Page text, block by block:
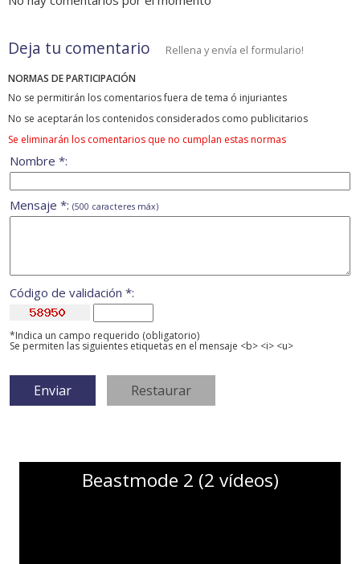
Deja tu comentario Rellena y envía el formulario!
NORMAS DE PARTICIPACIÓN
No se permitirán los comentarios fuera de tema ó injuriantes
No se aceptarán los contenidos considerados como publicitarios
Se eliminarán los comentarios que no cumplan estas normas
Nombre *:
Mensaje *: (500 caracteres máx)
Código de validación *:
*Indica un campo requerido (obligatorio)
Se permiten las siguientes etiquetas en el mensaje <b> <i> <u>
Beastmode 2 (2 vídeos)